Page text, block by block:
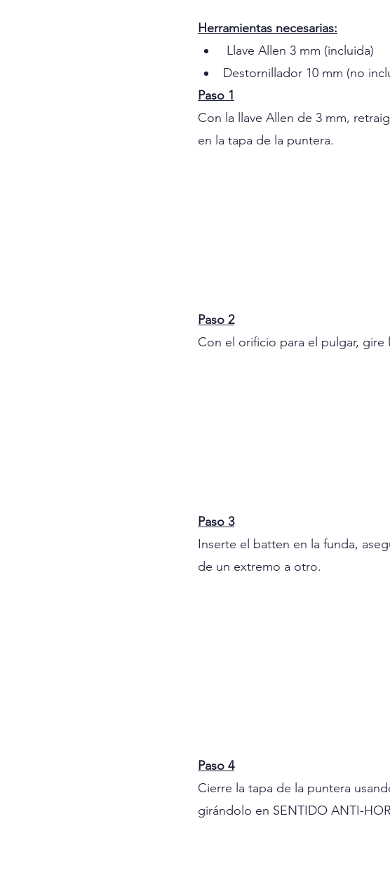
Herramientas necesarias:
Llave Allen 3 mm (incluida)
Destornillador 10 mm (no
Paso 1
Con la llave Allen de 3 mm,
en la tapa de la puntera.
Paso 2
Con el orificio para el pulgar, gire
Paso 3
Inserte el batten en la funda,
de un extremo a otro.
Paso 4
Cierre la tapa de la puntera
girándolo en SENTIDO ANTI-